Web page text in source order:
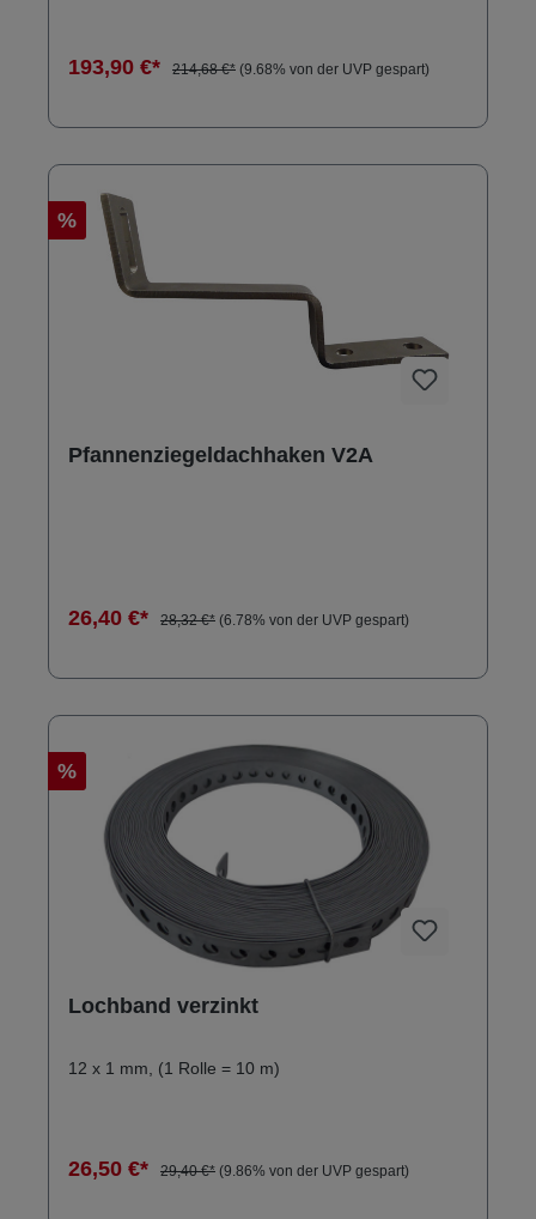
193,90 €* 214,68 €* (9.68% von der UVP gespart)
%
Pfannenziegeldachhaken V2A
26,40 €* 28,32 €* (6.78% von der UVP gespart)
%
Lochband verzinkt
12 x 1 mm, (1 Rolle = 10 m)
26,50 €* 29,40 €* (9.86% von der UVP gespart)